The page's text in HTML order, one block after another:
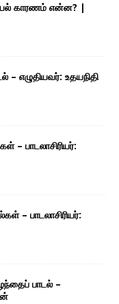
காரணம் என்ன? |
– எழுதியவர்: உதயநிதி
– பாடலாசிரியர்:
– பாடலாசிரியர்:
பாடல் –